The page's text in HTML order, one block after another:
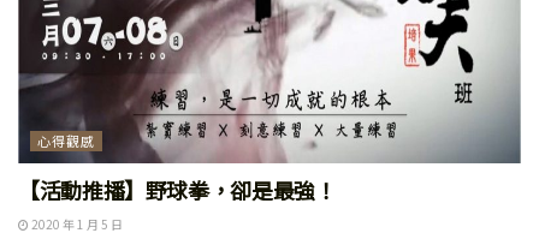
心得觀感
【活動推播】野球拳，卻是最強！
2020 年 1 月 5 日